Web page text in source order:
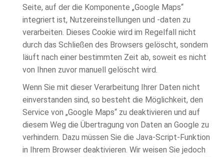
Seite, auf der die Komponente „Google Maps“
integriert ist, Nutzereinstellungen und -daten zu
verarbeiten. Dieses Cookie wird im Regelfall nicht
durch das Schließen des Browsers gelöscht, sondern
läuft nach einer bestimmten Zeit ab, soweit es nicht
von Ihnen zuvor manuell gelöscht wird.
Wenn Sie mit dieser Verarbeitung Ihrer Daten nicht
einverstanden sind, so besteht die Möglichkeit, den
Service von „Google Maps“ zu deaktivieren und auf
diesem Weg die Übertragung von Daten an Google zu
verhindern. Dazu müssen Sie die Java-Script-Funktion
in Ihrem Browser deaktivieren. Wir weisen Sie jedoch